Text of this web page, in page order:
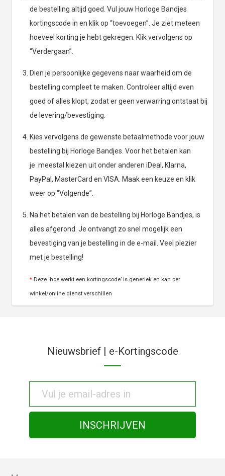
de bestelling altijd goed. Vul jouw Horloge Bandjes
kortingscode in en klik op “toevoegen”. Je ziet meteen
hoeveel korting je hebt gekregen. Klik vervolgens op
“Verdergaan”.
Dien je persoonlijke gegevens naar waarheid om de
bestelling compleet te maken. Controleer altijd even
goed of alles klopt, zodat er geen verwarring ontstaat bij
de levering/bevestiging.
Kies vervolgens de gewenste betaalmethode voor jouw
bestelling bij Horloge Bandjes. Voor het betalen kan
je meestal kiezen uit onder anderen iDeal, Klarna,
PayPal, MasterCard en VISA. Maak een keuze en klik
weer op “Volgende”.
Na het betalen van de bestelling bij Horloge Bandjes, is
alles afgerond. Je ontvangt zo snel mogelijk een
bevestiging van je bestelling in de e-mail. Veel plezier
met je bestelling!
* Deze ‘hoe werkt een kortingscode’ is generiek en kan per
winkel/online dienst verschillen
Nieuwsbrief | e-Kortingscode